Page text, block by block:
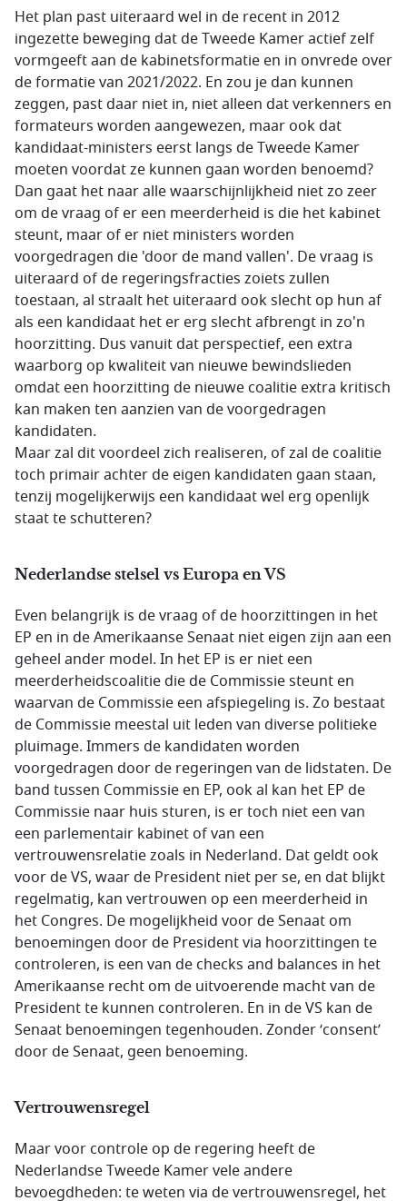
Het plan past uiteraard wel in de recent in 2012
ingezette beweging dat de Tweede Kamer actief zelf
vormgeeft aan de kabinetsformatie en in onvrede over
de formatie van 2021/2022. En zou je dan kunnen
zeggen, past daar niet in, niet alleen dat verkenners en
formateurs worden aangewezen, maar ook dat
kandidaat-ministers eerst langs de Tweede Kamer
moeten voordat ze kunnen gaan worden benoemd?
Dan gaat het naar alle waarschijnlijkheid niet zo zeer
om de vraag of er een meerderheid is die het kabinet
steunt, maar of er niet ministers worden
voorgedragen die 'door de mand vallen'. De vraag is
uiteraard of de regeringsfracties zoiets zullen
toestaan, al straalt het uiteraard ook slecht op hun af
als een kandidaat het er erg slecht afbrengt in zo'n
hoorzitting. Dus vanuit dat perspectief, een extra
waarborg op kwaliteit van nieuwe bewindslieden
omdat een hoorzitting de nieuwe coalitie extra kritisch
kan maken ten aanzien van de voorgedragen
kandidaten.
Maar zal dit voordeel zich realiseren, of zal de coalitie
toch primair achter de eigen kandidaten gaan staan,
tenzij mogelijkerwijs een kandidaat wel erg openlijk
staat te schutteren?
Nederlandse stelsel vs Europa en VS
Even belangrijk is de vraag of de hoorzittingen in het
EP en in de Amerikaanse Senaat niet eigen zijn aan een
geheel ander model. In het EP is er niet een
meerderheidscoalitie die de Commissie steunt en
waarvan de Commissie een afspiegeling is. Zo bestaat
de Commissie meestal uit leden van diverse politieke
pluimage. Immers de kandidaten worden
voorgedragen door de regeringen van de lidstaten. De
band tussen Commissie en EP, ook al kan het EP de
Commissie naar huis sturen, is er toch niet een van
een parlementair kabinet of van een
vertrouwensrelatie zoals in Nederland. Dat geldt ook
voor de VS, waar de President niet per se, en dat blijkt
regelmatig, kan vertrouwen op een meerderheid in
het Congres. De mogelijkheid voor de Senaat om
benoemingen door de President via hoorzittingen te
controleren, is een van de checks and balances in het
Amerikaanse recht om de uitvoerende macht van de
President te kunnen controleren. En in de VS kan de
Senaat benoemingen tegenhouden. Zonder ‘consent’
door de Senaat, geen benoeming.
Vertrouwensregel
Maar voor controle op de regering heeft de
Nederlandse Tweede Kamer vele andere
bevoegdheden: te weten via de vertrouwensregel, het